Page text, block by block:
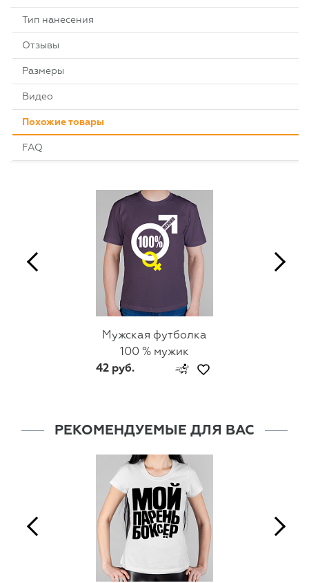
Тип нанесения
Отзывы
Размеры
Видео
Похожие товары
FAQ
Мужская футболка
100 % мужик
42 руб.
РЕКОМЕНДУЕМЫЕ ДЛЯ ВАС